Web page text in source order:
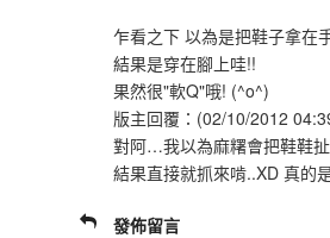
乍看之下 以為是把鞋子拿在
結果是穿在腳上哇!!
果然很"軟Q"哦! (^o^)
版主回覆：(02/10/2012
對阿…我以為麻糬會把鞋鞋
結果直接就抓來啃..XD 真
發佈留言